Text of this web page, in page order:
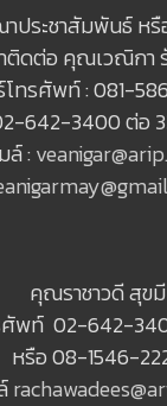
ประชาสัมพันธ์ ห
ดต่อ คุณเวณิกา
โทรศัพท์ : 081-
642-3400 ต่อ
ล์ :
คุณราชาวดี สุขมี
ศัพท์ 02-642-
หรือ 08-1546-